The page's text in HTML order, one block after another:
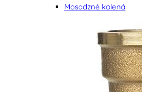
Mosadzné kolená